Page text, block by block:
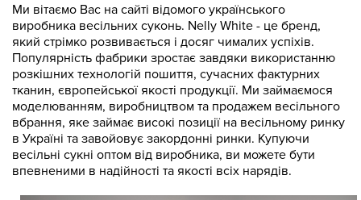
Ми вітаємо Вас на сайті відомого українського
виробника весільних суконь. Nelly White - це бренд,
який стрімко розвивається і досяг чималих успіхів.
Популярність фабрики зростає завдяки використанню
розкішних технологій пошиття, сучасних фактурних
тканин, європейської якості продукції. Ми займаємося
моделюванням, виробництвом та продажем весільного
вбрання, яке займає високі позиції на весільному ринку
в Україні та завойовує закордонні ринки. Купуючи
весільні сукні оптом від виробника, ви можете бути
впевненими в надійності та якості всіх нарядів.